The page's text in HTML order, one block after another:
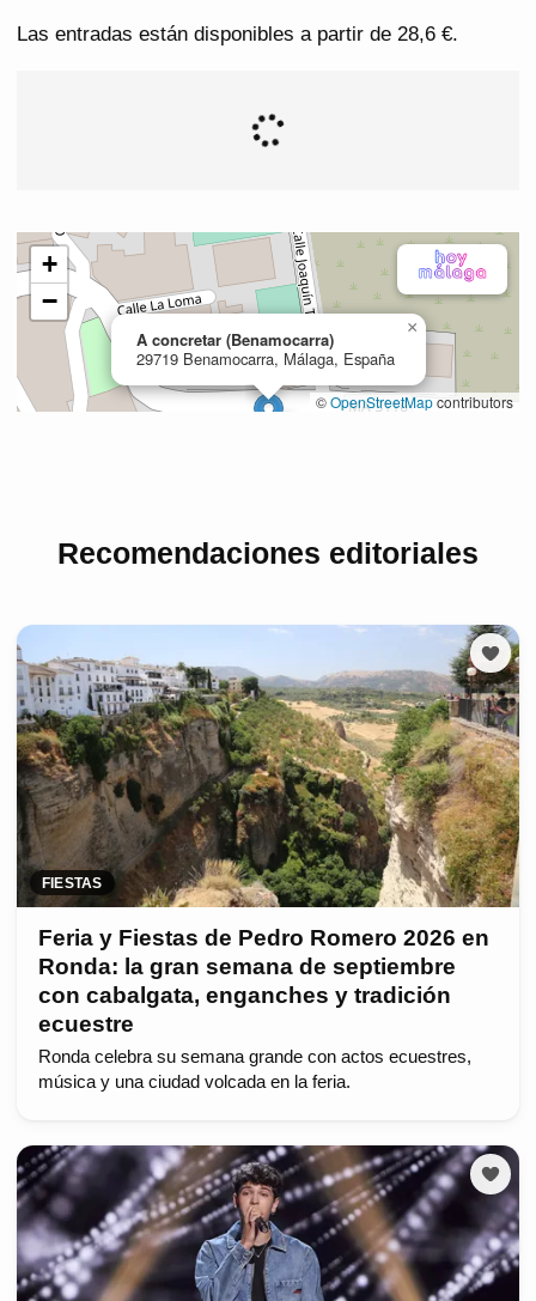
Las entradas están disponibles a partir de 28,6 €.
Recomendaciones editoriales
FIESTAS
Feria y Fiestas de Pedro Romero 2026 en
Ronda: la gran semana de septiembre
con cabalgata, enganches y tradición
ecuestre
Ronda celebra su semana grande con actos ecuestres,
música y una ciudad volcada en la feria.